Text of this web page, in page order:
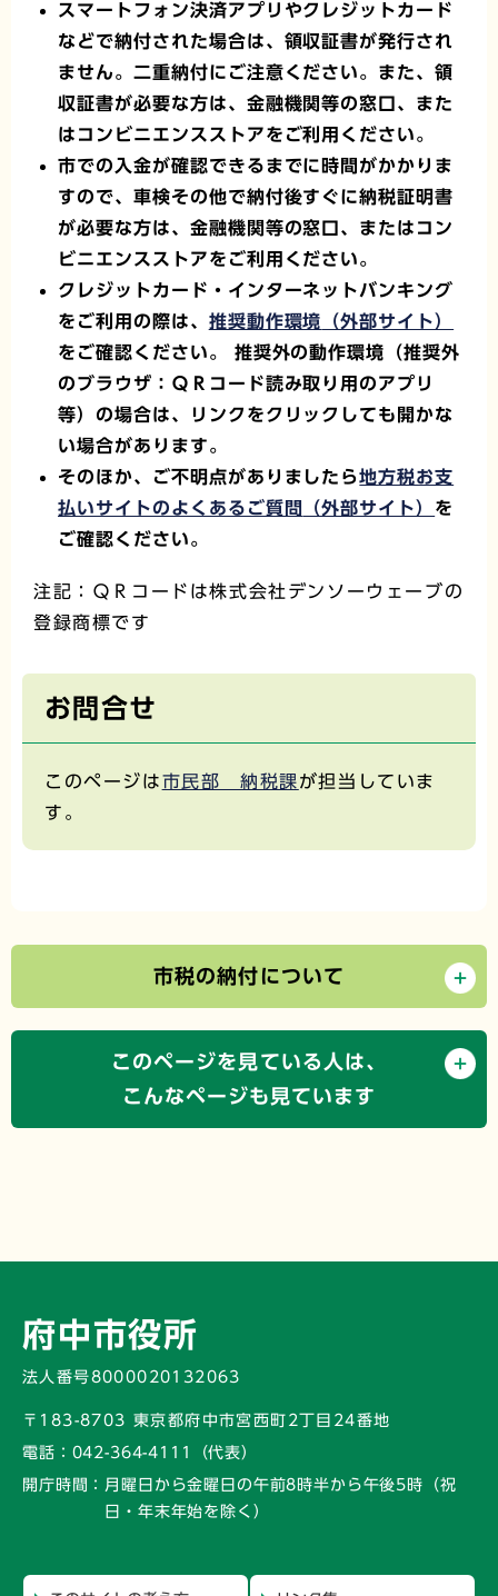
スマートフォン決済アプリやクレジットカード
などで納付された場合は、領収証書が発行され
ません。二重納付にご注意ください。また、領
収証書が必要な方は、金融機関等の窓口、また
はコンビニエンスストアをご利用ください。
市での入金が確認できるまでに時間がかかりま
すので、車検その他で納付後すぐに納税証明書
が必要な方は、金融機関等の窓口、またはコン
ビニエンスストアをご利用ください。
クレジットカード・インターネットバンキング
をご利用の際は、 推奨動作環境 （外部サイト）
をご確認ください。 推奨外の動作環境（推奨外
のブラウザ：ＱＲコード読み取り用のアプリ
等）の場合は、リンクをクリックしても開かな
い場合があります。
そのほか、ご不明点がありましたら地方税お支
払いサイトのよくあるご質問
（外部サイト） を
ご確認ください。
注記：ＱＲコードは株式会社デンソーウェーブの
登録商標です
お問合せ
このページは市民部 納税課が担当していま
す。
市税の納付について
このページを見ている人は、
こんなページも見ています
府中市役所
法人番号8000020132063
〒183-8703 東京都府中市宮西町2丁目24番地
電話： 042-364-4111（代表）
開庁時間： 月曜日から金曜日の午前8時半から午後5時 （祝
日・年末年始を除く）